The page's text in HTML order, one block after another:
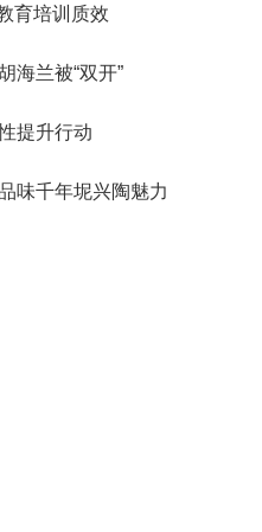
育培训质效
海兰被“双开”
提升行动
味千年坭兴陶魅力